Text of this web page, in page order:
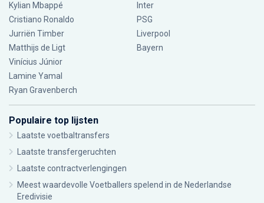
Kylian Mbappé
Cristiano Ronaldo
Jurriën Timber
Matthijs de Ligt
Vinícius Júnior
Lamine Yamal
Ryan Gravenberch
Inter
PSG
Liverpool
Bayern
Populaire top lijsten
Laatste voetbaltransfers
Laatste transfergeruchten
Laatste contractverlengingen
Meest waardevolle Voetballers spelend in de Nederlandse
Eredivisie